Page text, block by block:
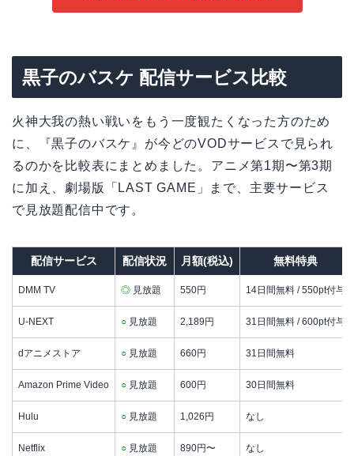
黒子のバスケ 配信サービス比較
火神大我の熱い戦いをもう一度観たくなった方のため
に、『黒子のバスケ』が今どのVODサービスで見られ
るのかを比較表にまとめました。アニメ第1期〜第3期
に加え、劇場版「LAST GAME」まで、主要サービス
で見放題配信中です。
配信サービス 配信状況 月額(税込) 無料特典
DMM TV ◎ 見放題 550円 14日間無料 / 550pt付与
U-NEXT ○ 見放題 2,189円 31日間無料 / 600pt付与
dアニメストア ○ 見放題 660円 31日間無料
Amazon Prime Video ○ 見放題 600円 30日間無料
Hulu ○ 見放題 1,026円 なし
Netflix ○ 見放題 890円〜 なし